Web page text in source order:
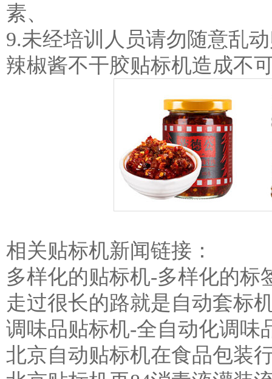
素、
9.未经培训人员请勿随意乱
辣椒酱不干胶贴标机造成不
相关贴标机新闻链接：
多样化的贴标机-多样化的标
走过很长的路就是自动套标
调味品贴标机-全自动化调味
北京自动贴标机在食品包装